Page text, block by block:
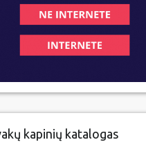
kapinių katalogas